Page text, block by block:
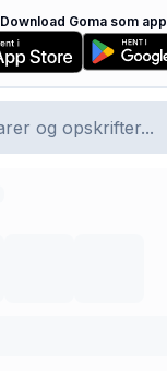
Download Goma som app